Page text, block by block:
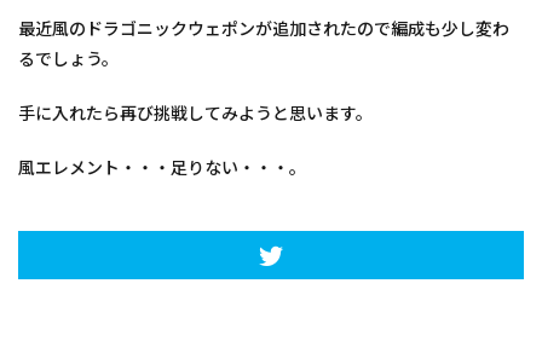
最近風のドラゴニックウェポンが追加されたので編成も少し変わ
るでしょう。
手に入れたら再び挑戦してみようと思います。
風エレメント・・・足りない・・・。